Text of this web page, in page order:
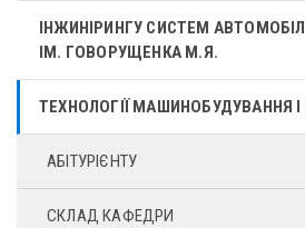
ІНЖИНІРИНГУ СИСТЕМ
ІМ. ГОВОРУЩЕНКА М.Я.
ТЕХНОЛОГІЇ МАШИНОБУДУВАННЯ
АБІТУРІЄНТУ
СКЛАД КАФЕДРИ